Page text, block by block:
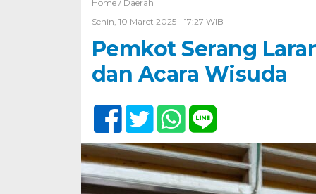
Home / Daerah
Senin, 10 Maret 2025 - 17:27 WIB
Pemkot Serang
dan Acara Wisuda